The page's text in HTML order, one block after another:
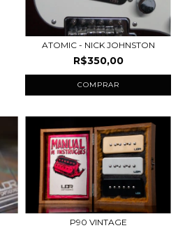
ATOMIC - NICK JOHNSTON
R$350,00
COMPRAR
P90 VINTAGE